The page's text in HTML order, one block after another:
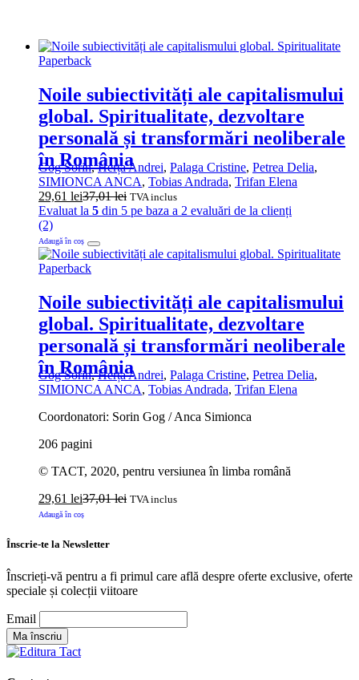
Paperback
Noile subiectivități ale capitalismului
global. Spiritualitate, dezvoltare
personală și transformări neoliberale
în România
Gog Sorin,Herța Andrei, Palaga Cristine, Petrea Delia,
SIMIONCA ANCA, Tobias Andrada, Trifan Elena
29,61 lei37,01lei TVA inclus
Evaluat la 5 din 5 pe baza a 2 evaluări de la clienți
(2)
Adaugă în coș
Paperback
Noile subiectivități ale capitalismului
global. Spiritualitate, dezvoltare
personală și transformări neoliberale
în România
Gog Sorin,Herța Andrei, Palaga Cristine, Petrea Delia,
SIMIONCA ANCA, Tobias Andrada, Trifan Elena
Coordonatori: Sorin Gog / Anca Simionca
206 pagini
© TACT, 2020, pentru versiunea în limba română
29,61 lei37,01lei TVA inclus
Adaugă în coș
Înscrie-te la Newsletter
Înscrieți-vă pentru a fi primul care află despre oferte exclusive, oferte
speciale și colecții viitoare
Email